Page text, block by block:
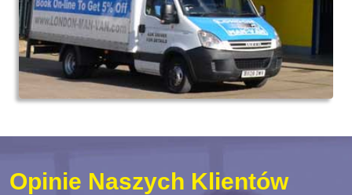
Opinie Naszych Klientów